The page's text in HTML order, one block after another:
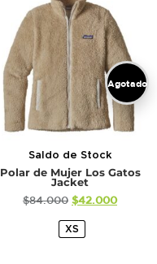
Agotado
Saldo de Stock
Polar de Mujer Los Gatos
Jacket
$84.000 $42.000
XS